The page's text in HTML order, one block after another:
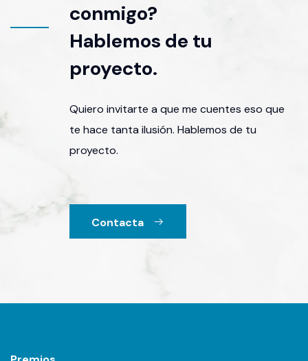
conmigo?
Hablemos de tu
proyecto.
Quiero invitarte a que me cuentes eso que
te hace tanta ilusión. Hablemos de tu
proyecto.
Contacta